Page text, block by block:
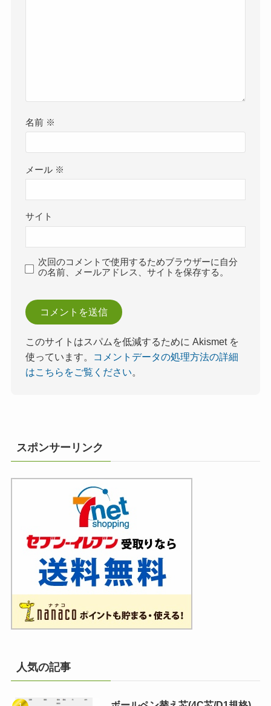
名前 ※
メール ※
サイト
次回のコメントで使用するためブラウザーに自分
の名前、メールアドレス、サイトを保存する。
このサイトはスパムを低減するために Akismet を
使っています。
コメントデータの処理方法の詳細
はこちらをご覧ください。
スポンサーリンク
人気の記事